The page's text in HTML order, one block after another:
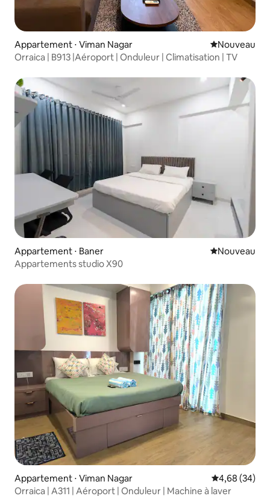
Appartement ⋅ Viman Nagar Nouvel
Nouveau
Orraica | B913 |Aéroport | Onduleur | Climatisation | TV
Appartement ⋅ Baner Nouvel
Nouveau
Appartements studio X90
Appartement ⋅ Viman Nagar Évaluation
4,68 (34)
Orraica | A311 | Aéroport | Onduleur | Machine à laver